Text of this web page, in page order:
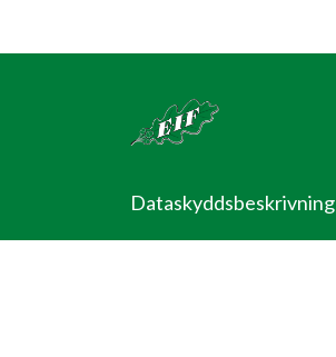
Dataskyddsbeskrivning